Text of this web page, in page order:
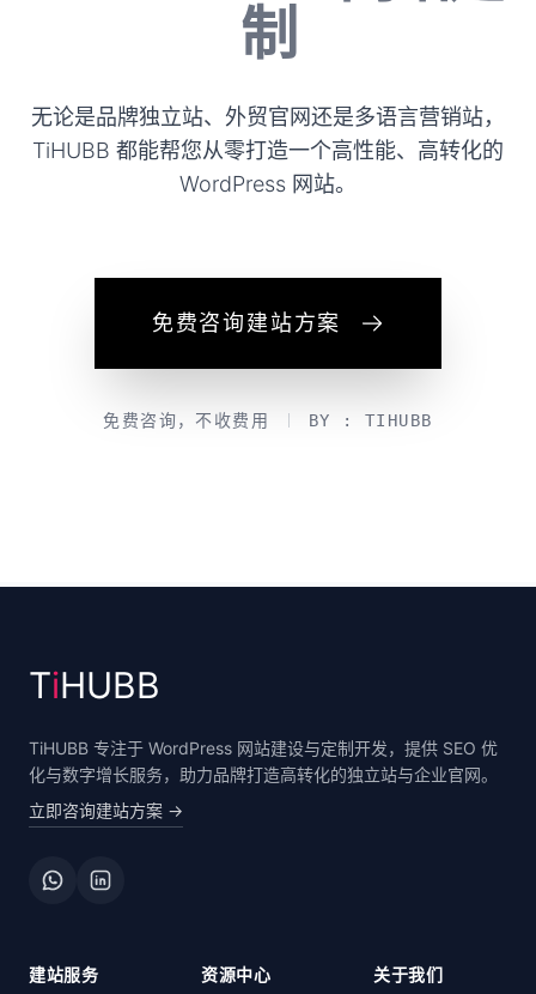
制
无论是品牌独立站、外贸官网还是多语言营销站，
TiHUBB 都能帮您从零打造一个高性能、高转化的
WordPress 网站。
免费咨询建站方案
免费咨询，不收费用 BY : TIHUBB
TiHUBB
TiHUBB 专注于 WordPress 网站建设与定制开发，提供 SEO 优
化与数字增长服务，助力品牌打造高转化的独立站与企业官网。
立即咨询建站方案 →
建站服务 资源中心 关于我们